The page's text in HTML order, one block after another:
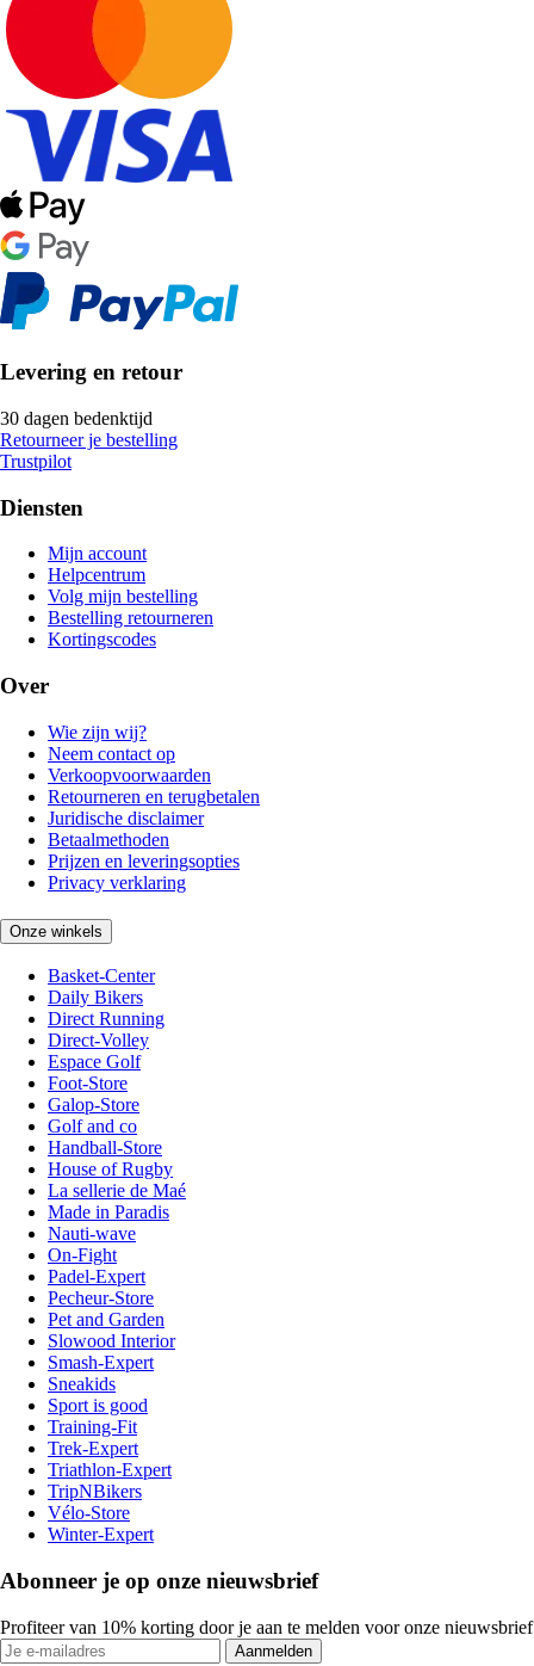
Levering en retour
30 dagen bedenktijd
Retourneer je bestelling
Trustpilot
Diensten
Mijn account
Helpcentrum
Volg mijn bestelling
Bestelling retourneren
Kortingscodes
Over
Wie zijn wij?
Neem contact op
Verkoopvoorwaarden
Retourneren en terugbetalen
Juridische disclaimer
Betaalmethoden
Prijzen en leveringsopties
Privacy verklaring
Onze winkels
Basket-Center
Daily Bikers
Direct Running
Direct-Volley
Espace Golf
Foot-Store
Galop-Store
Golf and co
Handball-Store
House of Rugby
La sellerie de Maé
Made in Paradis
Nauti-wave
On-Fight
Padel-Expert
Pecheur-Store
Pet and Garden
Slowood Interior
Smash-Expert
Sneakids
Sport is good
Training-Fit
Trek-Expert
Triathlon-Expert
TripNBikers
Vélo-Store
Winter-Expert
Abonneer je op onze nieuwsbrief
Profiteer van 10% korting door je aan te melden voor onze nieuwsbrief
Aanmelden